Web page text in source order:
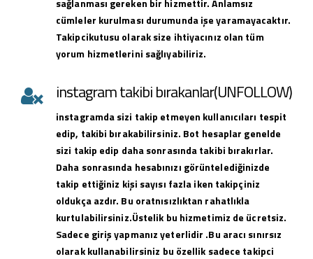
sağlanması gereken bir hizmettir. Anlamsız
cümleler kurulması durumunda işe yaramayacaktır.
Takipcikutusu olarak size ihtiyacınız olan tüm
yorum hizmetlerini sağlıyabiliriz.
instagram takibi bırakanlar(UNFOLLOW)
instagramda sizi takip etmeyen kullanıcıları tespit
edip, takibi bırakabilirsiniz. Bot hesaplar genelde
sizi takip edip daha sonrasında takibi bırakırlar.
Daha sonrasında hesabınızı görüntelediğinizde
takip ettiğiniz kişi sayısı fazla iken takipçiniz
oldukça azdır. Bu oratnısızlıktan rahatlıkla
kurtulabilirsiniz.Üstelik bu hizmetimiz de ücretsiz.
Sadece giriş yapmanız yeterlidir .Bu aracı sınırsız
olarak kullanabilirsiniz bu özellik sadece takipci